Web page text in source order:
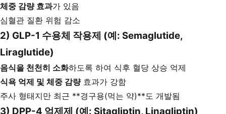
체중 감량 효과가 있음
심혈관 질환 위험 감소
2) GLP-1 수용체 작용제 (예: Semaglutide,
Liraglutide)
음식을 천천히 소화하도록 하여 식후 혈당 상승 억제
식욕 억제 및 체중 감량효과가 강함
주사 형태지만 최근 **경구용(먹는 약)**도 개발됨
3) DPP-4 억제제 (예: Sitagliptin, Linagliptin)